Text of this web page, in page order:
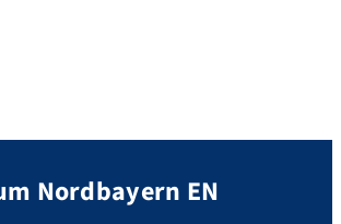
Nordbayern EN